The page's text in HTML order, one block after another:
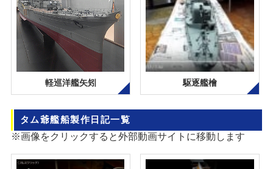
軽巡洋艦矢矧 駆逐艦檜
タム爺艦船製作日記一覧
※画像をクリックすると外部動画サイトに移動します